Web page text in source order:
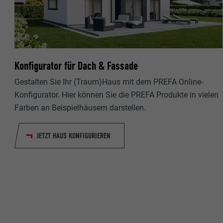
Konfigurator für Dach & Fassade
Gestalten Sie Ihr (Traum)Haus mit dem PREFA Online-
Konfigurator. Hier können Sie die PREFA Produkte in vielen
Farben an Beispielhäusern darstellen.
JETZT HAUS KONFIGURIEREN
Name
Anbieter
Zweck
Name
Zweck